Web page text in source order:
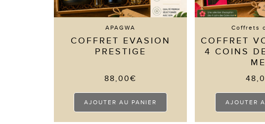
3 avis
APAGWA
COFFRET EVASION
PRESTIGE
88,00€
AJOUTER AU PANIER
Coffrets
COFFRET
4 COINS
AJOUTER